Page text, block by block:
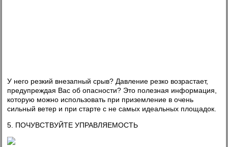
У него резкий внезапный срыв? Давление резко возрастает,
предупреждая Вас об опасности? Это полезная информация,
которую можно использовать при приземление в очень
сильный ветер и при старте с не самых идеальных площадок.
5. ПОЧУВСТВУЙТЕ УПРАВЛЯЕМОСТЬ